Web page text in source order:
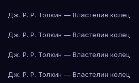
Дж. Р. Р. Толкин — Властелин колец
Дж. Р. Р. Толкин — Властелин колец
Дж. Р. Р. Толкин — Властелин колец
Дж. Р. Р. Толкин — Властелин колец